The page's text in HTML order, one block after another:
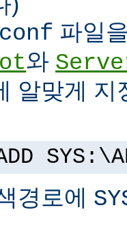
파일
와
알맞게 지
경로에